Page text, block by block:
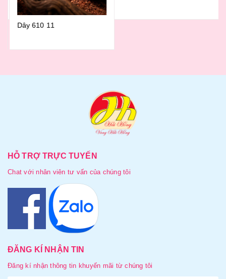
Dây 610 11
HỖ TRỢ TRỰC TUYẾN
Chat với nhân viên tư vấn của chúng tôi
ĐĂNG KÍ NHẬN TIN
Đăng kí nhận thông tin khuyến mãi từ chúng tôi